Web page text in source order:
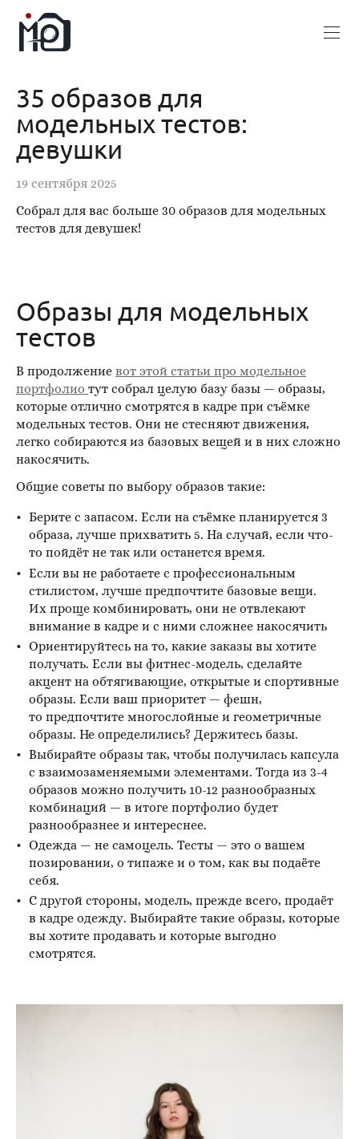
35 образов для
модельных тестов:
девушки
19 сентября 2025
Собрал для вас больше 30 образов для модельных
тестов для девушек!
Образы для модельных
тестов
В продолжение вот этой статьи про модельное
портфолио тут собрал целую базу базы — образы,
которые отлично смотрятся в кадре при съёмке
модельных тестов. Они не стесняют движения,
легко собираются из базовых вещей и в них сложно
накосячить.
Общие советы по выбору образов такие:
Берите с запасом. Если на съёмке планируется 3
образа, лучше прихватить 5. На случай, если что-
то пойдёт не так или останется время.
Если вы не работаете с профессиональным
стилистом, лучше предпочтите базовые вещи.
Их проще комбинировать, они не отвлекают
внимание в кадре и с ними сложнее накосячить
Ориентируйтесь на то, какие заказы вы хотите
получать. Если вы фитнес-модель, сделайте
акцент на обтягивающие, открытые и спортивные
образы. Если ваш приоритет — фешн,
то предпочтите многослойные и геометричные
образы. Не определились? Держитесь базы.
Выбирайте образы так, чтобы получилась капсула
с взаимозаменяемыми элементами. Тогда из 3-4
образов можно получить 10-12 разнообразных
комбинаций — в итоге портфолио будет
разнообразнее и интереснее.
Одежда — не самоцель. Тесты — это о вашем
позировании, о типаже и о том, как вы подаёте
себя.
С другой стороны, модель, прежде всего, продаёт
в кадре одежду. Выбирайте такие образы, которые
вы хотите продавать и которые выгодно
смотрятся.